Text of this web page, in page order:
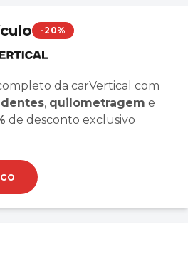
-20%
da carVertical com
, quilometragem e
de desconto exclusivo